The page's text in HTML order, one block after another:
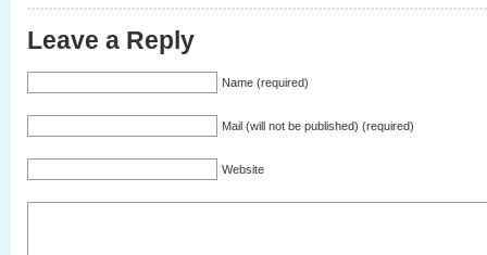
Leave a Reply
Name (required)
Mail (will not be published) (required)
Website